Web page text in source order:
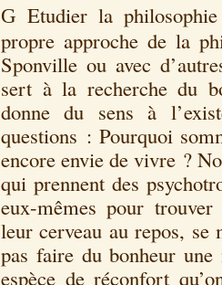
G Etudier la
propre approche de la
Sponville ou avec
sert à la recherche du
donne du sens à
questions : Pourquoi
encore envie de vivre ?
qui prennent des
eux-mêmes pour
leur cerveau au repos, se
pas faire du bonheur
espèce de réconfort